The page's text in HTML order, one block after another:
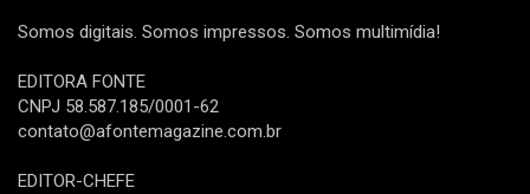
Somos digitais. Somos impressos. Somos multimídia!
EDITORA FONTE
CNPJ 58.587.185/0001-62
contato@afontemagazine.com.br
EDITOR-CHEFE